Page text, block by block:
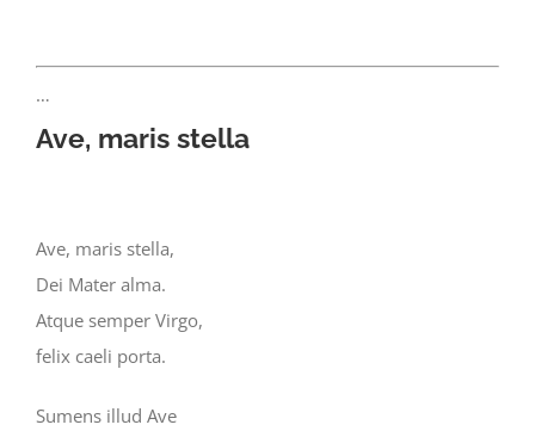
…
Ave, maris stella
Ave, maris stella,
Dei Mater alma.
Atque semper Virgo,
felix caeli porta.
Sumens illud Ave